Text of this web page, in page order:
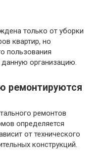
только от уборки
квартир, но
пользования
организацию.
ремонтируются
ремонтов
определяется
от технического
конструкций.